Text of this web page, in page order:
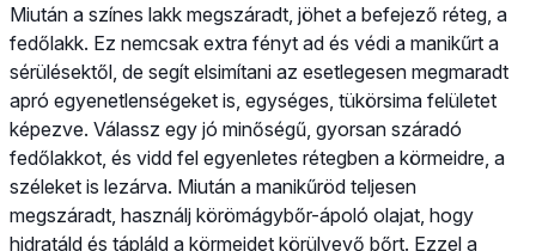
Miután a színes lakk megszáradt, jöhet a befejező réteg, a
fedőlakk. Ez nemcsak extra fényt ad és védi a manikűrt a
sérülésektől, de segít elsimítani az esetlegesen megmaradt
apró egyenetlenségeket is, egységes, tükörsima felületet
képezve. Válassz egy jó minőségű, gyorsan száradó
fedőlakkot, és vidd fel egyenletes rétegben a körmeidre, a
széleket is lezárva. Miután a manikűröd teljesen
megszáradt, használj körömágybőr-ápoló olajat, hogy
hidratáld és tápláld a körmeidet körülvevő bőrt. Ezzel a